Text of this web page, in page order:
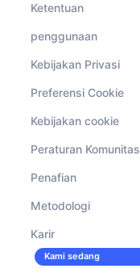
Ketentuan
penggunaan
Kebijakan Privasi
Preferensi Cookie
Kebijakan cookie
Peraturan Komunitas
Penafian
Metodologi
Karir
Kami sedang